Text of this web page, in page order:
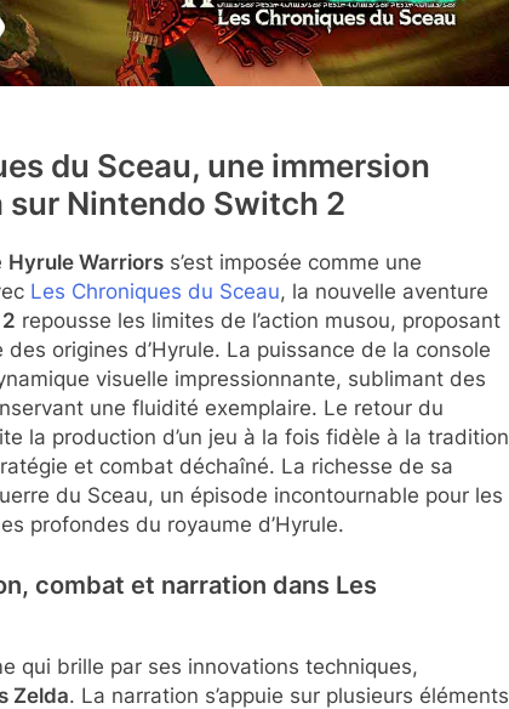
du Sceau, une immersion
sur Nintendo Switch 2
Hyrule Warriors s’est imposée comme une
Les Chroniques du Sceau, la nouvelle aventure
repousse les limites de l’action musou, proposant
origines d’Hyrule. La puissance de la console
visuelle impressionnante, sublimant des
une fluidité exemplaire. Le retour du
la production d’un jeu à la fois fidèle à la tradition
et combat déchaîné. La richesse de sa
du Sceau, un épisode incontournable pour les
profondes du royaume d’Hyrule.
combat et narration dans Les
qui brille par ses innovations techniques,
Zelda. La narration s’appuie sur plusieurs éléments